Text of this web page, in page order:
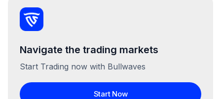
Navigate the trading markets
Start Trading now with Bullwaves
Start Now